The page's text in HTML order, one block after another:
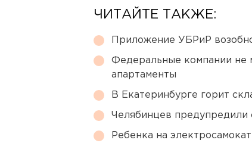
ЧИТАЙТЕ ТАКЖЕ:
Приложение УБРиР
Федеральные компании не
апартаменты
В Екатеринбурге горит
Челябинцев предупредили
Ребенка на